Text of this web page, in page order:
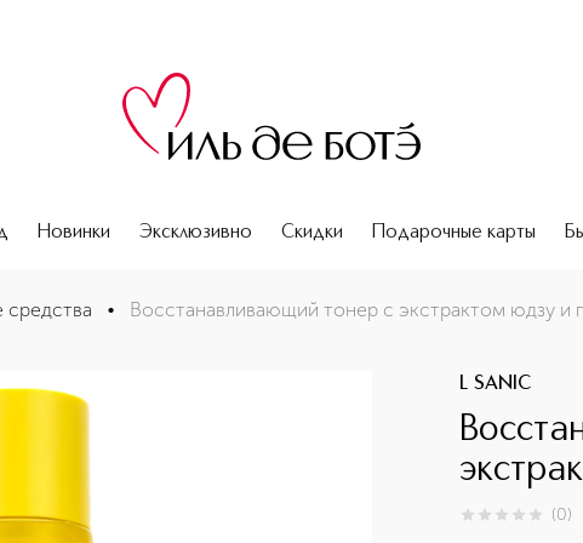
Новинки Эксклюзивно Скидки Подарочные карты
средства • Восстанавливающий тонер с экстрактом юдзу и
L SANIC
0из 0 (0)